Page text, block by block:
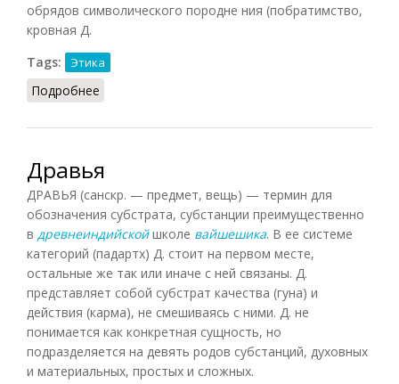
обрядов символического породне ния (побратимство,
кровная Д.
Tags:
Этика
Подробнее
Дравья
ДРАВЬЯ (санскр. — предмет, вещь) — термин для
обозначения субстрата, субстанции преимущественно
в древнеиндийскойшколе вайшешика. В ее системе
категорий (падартх) Д. стоит на первом месте,
остальные же так или иначе с ней связаны. Д.
представляет собой субстрат качества (гуна) и
действия (карма), не смешиваясь с ними. Д. не
понимается как конкретная сущность, но
подразделяется на девять родов субстанций, духовных
и материальных, простых и сложных.